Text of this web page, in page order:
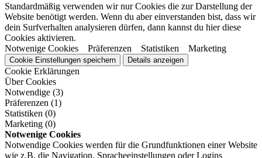
Standardmäßig verwenden wir nur Cookies die zur Darstellung der
Website benötigt werden. Wenn du aber einverstanden bist, dass wir
dein Surfverhalten analysieren dürfen, dann kannst du hier diese
Cookies aktivieren.
Notwenige Cookies Präferenzen Statistiken Marketing
Cookie Einstellungen speichern Details anzeigen
Cookie Erklärungen
Über Cookies
Notwendige (3)
Präferenzen (1)
Statistiken (0)
Marketing (0)
Notwenige Cookies
Notwendige Cookies werden für die Grundfunktionen einer Website
wie z.B. die Navigation, Spracheeinstellungen oder Logins